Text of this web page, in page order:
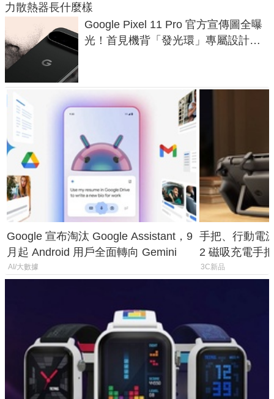
力散熱器長什麼樣
Google Pixel 11 Pro 官方宣傳圖全曝
光！首見機背「發光環」專屬設計、
Google 宣布淘汰 Google Assistant，9
月起 Android 用戶全面轉向 Gemini
AI/大數據
手把、行動電
2 磁吸充電手
倍
3C新品